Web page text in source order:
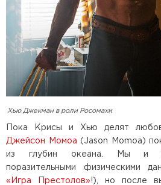
Хью Джекман в роли Росомахи
Пока Крисы и Хью делят
Джейсон Момоа (Jason Momoa)
из глубин океана. Мы и
поразительными физическими
«Игра Престолов»!), но после